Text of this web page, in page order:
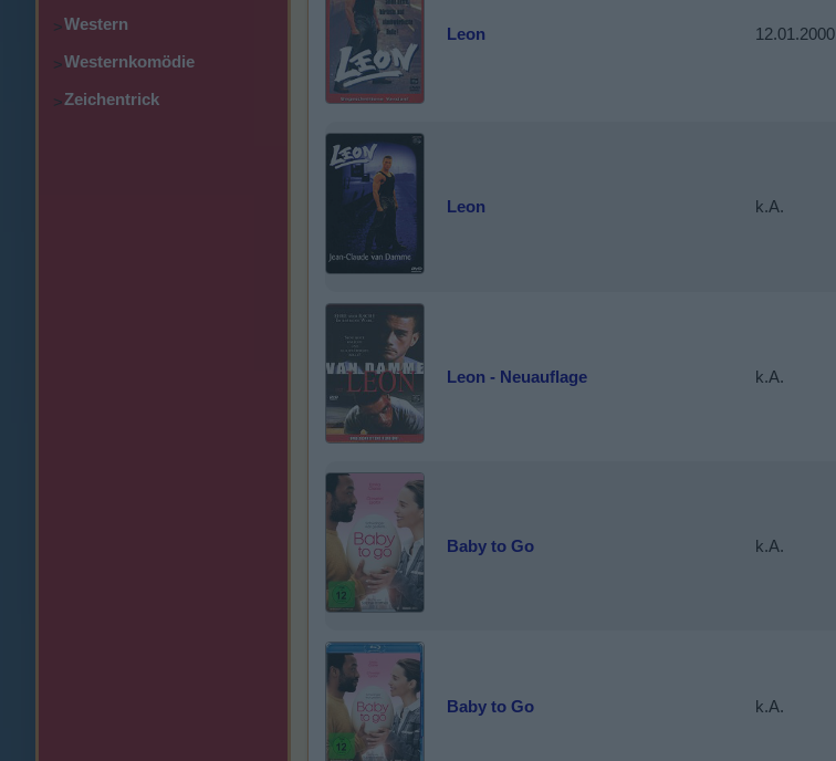
>Western
>Westernkomödie
>Zeichentrick
Leon 12.01.2000
Leon k.A.
Leon - Neuauflage k.A.
Baby to Go k.A.
Baby to Go k.A.